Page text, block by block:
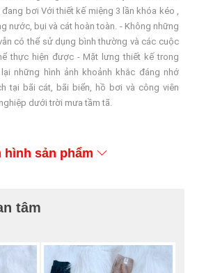
bơi Với thiết kế miệng 3 lần khóa kéo ,
nước, bụi và cát hoàn toàn. - Không những
có thể sử dụng bình thường và các cuộc
thực hiện được - Mặt lưng thiết kế trong
những hình ảnh khoảnh khắc đáng nhớ
tại bãi cát, bãi biển, hồ bơi và công viên
dưới trời mưa tầm tã.
hình sản phẩm
tâm